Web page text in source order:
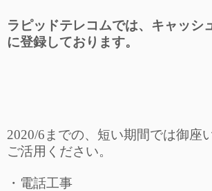
ラピッドテレコムでは、キャッシ
に登録しております。
2020/6までの、短い期間では御座
ご活用ください。
・電話工事